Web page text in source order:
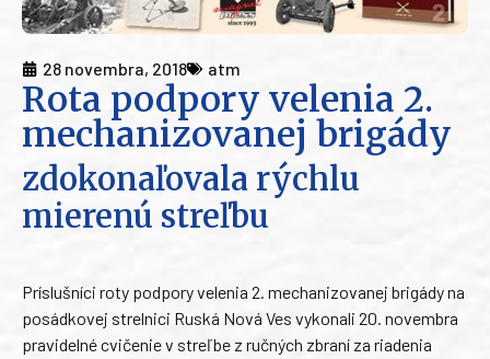
28 novembra, 2018 atm
Rota podpory velenia 2.
mechanizovanej brigády
zdokonaľovala rýchlu
mierenú streľbu
Príslušníci roty podpory velenia 2. mechanizovanej brigády na
posádkovej strelnici Ruská Nová Ves vykonali 20. novembra
pravidelné cvičenie v streľbe z ručných zbraní za riadenia